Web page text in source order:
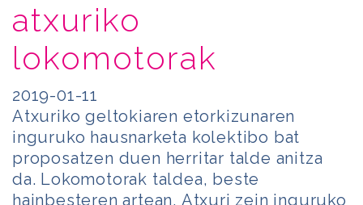
atxuriko
lokomotorak
2019-01-11
Atxuriko geltokiaren etorkizunaren
inguruko hausnarketa kolektibo bat
proposatzen duen herritar talde anitza
da. Lokomotorak taldea, beste
hainbesteren artean, Atxuri zein inguruko